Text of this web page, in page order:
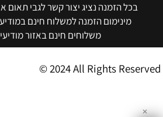
בכל הזמנה נציג יצור קשר לגבי
מינימום הזמנה למשלוח חינם במודיעין
משלוחים חינם באזור
© 2024 All Rights Reserved
✕